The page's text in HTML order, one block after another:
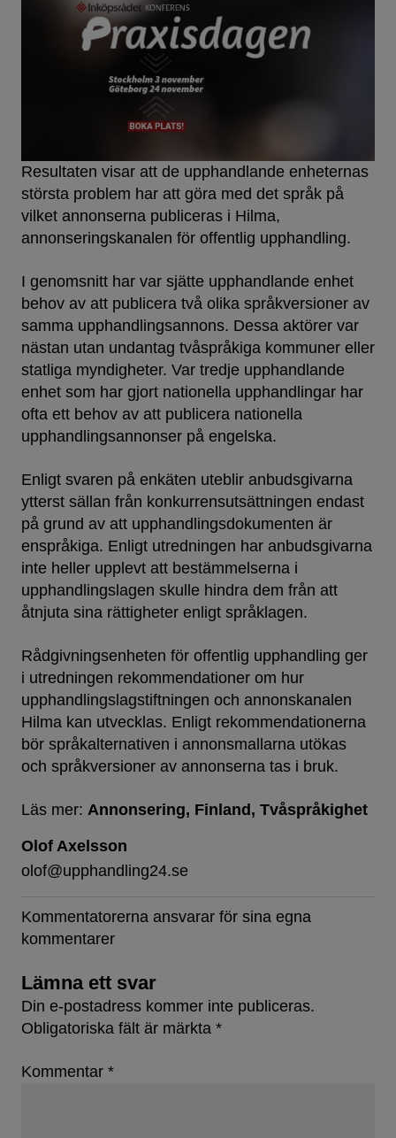
Resultaten visar att de upphandlande enheternas
största problem har att göra med det språk på
vilket annonserna publiceras i Hilma,
annonseringskanalen för offentlig upphandling.
I genomsnitt har var sjätte upphandlande enhet
behov av att publicera två olika språkversioner av
samma upphandlingsannons. Dessa aktörer var
nästan utan undantag tvåspråkiga kommuner eller
statliga myndigheter. Var tredje upphandlande
enhet som har gjort nationella upphandlingar har
ofta ett behov av att publicera nationella
upphandlingsannonser på engelska.
Enligt svaren på enkäten uteblir anbudsgivarna
ytterst sällan från konkurrensutsättningen endast
på grund av att upphandlingsdokumenten är
enspråkiga. Enligt utredningen har anbudsgivarna
inte heller upplevt att bestämmelserna i
upphandlingslagen skulle hindra dem från att
åtnjuta sina rättigheter enligt språklagen.
Rådgivningsenheten för offentlig upphandling ger
i utredningen rekommendationer om hur
upphandlingslagstiftningen och annonskanalen
Hilma kan utvecklas. Enligt rekommendationerna
bör språkalternativen i annonsmallarna utökas
och språkversioner av annonserna tas i bruk.
Läs mer: Annonsering Finland Tvåspråkighet
Olof Axelsson
olof@upphandling24.se
Kommentatorerna ansvarar för sina egna
kommentarer
Lämna ett svar
Din e-postadress kommer inte publiceras.
Obligatoriska fält är märkta *
Kommentar *